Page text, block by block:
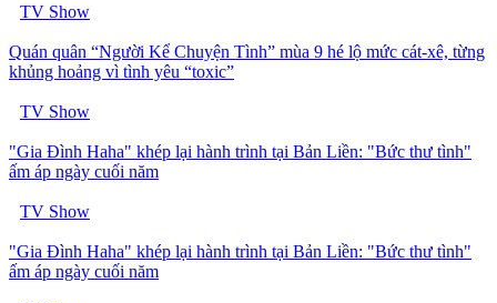
TV Show
Quán quân “Người Kể Chuyện Tình” mùa 9 hé lộ mức cát-xê, từng
khủng hoảng vì tình yêu “toxic”
TV Show
"Gia Đình Haha" khép lại hành trình tại Bản Liền: "Bức thư tình"
ấm áp ngày cuối năm
TV Show
"Gia Đình Haha" khép lại hành trình tại Bản Liền: "Bức thư tình"
ấm áp ngày cuối năm